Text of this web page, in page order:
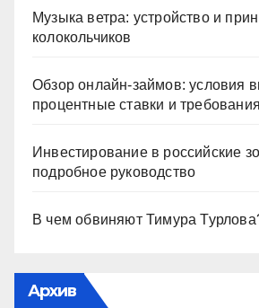
Музыка ветра: устройство и
колокольчиков
Обзор онлайн-займов: условия
процентные ставки и
Инвестирование в российские
подробное руководство
В чем обвиняют Тимура
Архив